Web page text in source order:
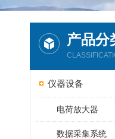
产品分
仪器设备
电荷放大器
数据采集系统